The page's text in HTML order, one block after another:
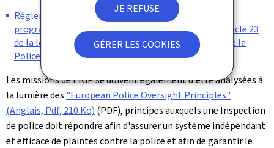
JE REFUSE
GÉRER LES COOKIES
Règlement grand-ducal du 17 août 2018 fixant le
programme et la procédure de l’examen prévu à l’article 23
de la loi du 18 juillet 2018 sur l’Inspection générale de la
Police.
Les missions de l'IGP se doivent également d'être analysées à
la lumière des "European Police Oversight Principles"
(Anglais, Pdf, 210 Ko) (PDF), principes auxquels une Inspection
de police doit répondre afin d'assurer un système indépendant
et efficace de plaintes contre la police et afin de garantir le